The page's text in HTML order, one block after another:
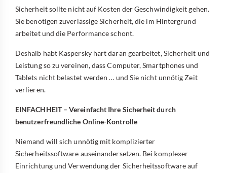
Sicherheit sollte nicht auf Kosten der Geschwindigkeit gehen.
Sie benötigen zuverlässige Sicherheit, die im Hintergrund
arbeitet und die Performance schont.
Deshalb habt Kaspersky hart daran gearbeitet, Sicherheit und
Leistung so zu vereinen, dass Computer, Smartphones und
Tablets nicht belastet werden … und Sie nicht unnötig Zeit
verlieren.
EINFACHHEIT – Vereinfacht Ihre Sicherheit durch
benutzerfreundliche Online-Kontrolle
Niemand will sich unnötig mit komplizierter
Sicherheitssoftware auseinandersetzen. Bei komplexer
Einrichtung und Verwendung der Sicherheitssoftware auf